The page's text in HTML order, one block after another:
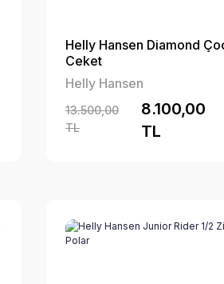
Helly Hansen Diamond
Ceket
Helly Hansen
13.500,00
TL
8.100,00
TL